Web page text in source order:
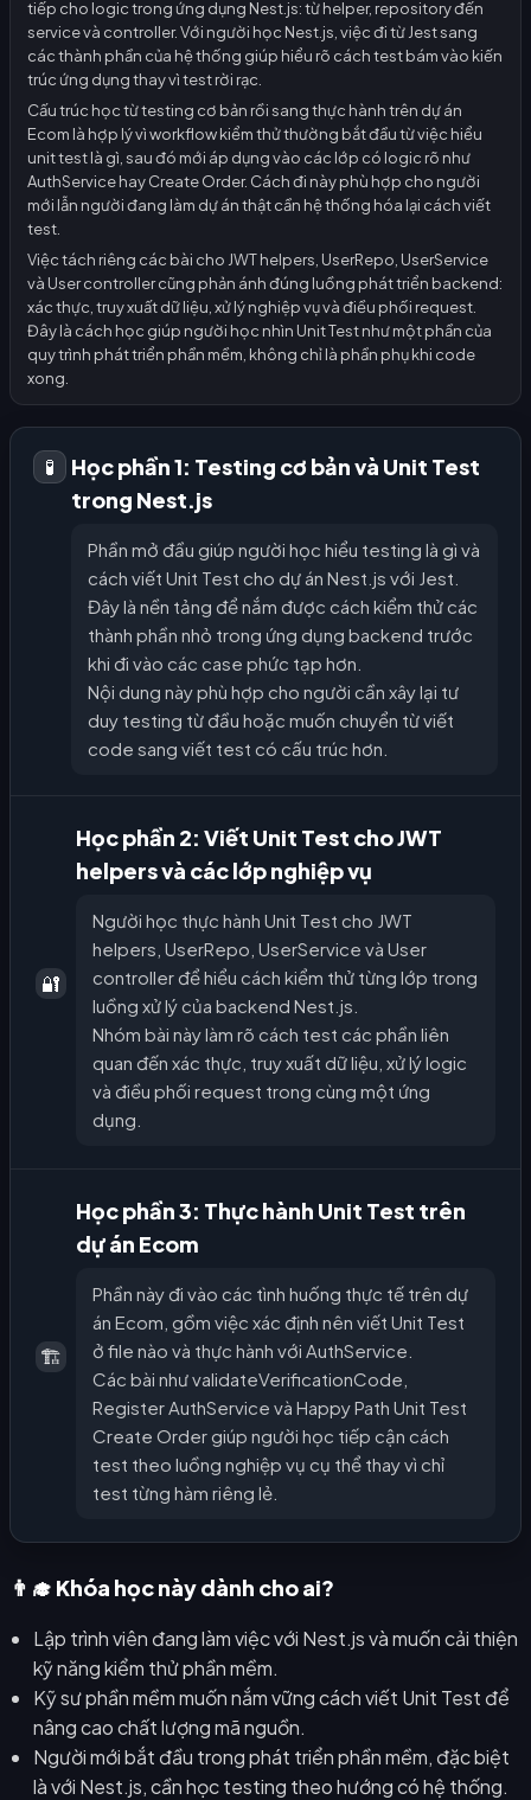
tiếp cho logic trong ứng dụng Nest.js: từ helper, repository đến
service và controller. Với người học Nest.js, việc đi từ Jest sang
các thành phần của hệ thống giúp hiểu rõ cách test bám vào kiến
trúc ứng dụng thay vì test rời rạc.
Cấu trúc học từ testing cơ bản rồi sang thực hành trên dự án
Ecom là hợp lý vì workflow kiểm thử thường bắt đầu từ việc hiểu
unit test là gì, sau đó mới áp dụng vào các lớp có logic rõ như
AuthService hay Create Order. Cách đi này phù hợp cho người
mới lẫn người đang làm dự án thật cần hệ thống hóa lại cách viết
test.
Việc tách riêng các bài cho JWT helpers, UserRepo, UserService
và User controller cũng phản ánh đúng luồng phát triển backend:
xác thực, truy xuất dữ liệu, xử lý nghiệp vụ và điều phối request.
Đây là cách học giúp người học nhìn Unit Test như một phần của
quy trình phát triển phần mềm, không chỉ là phần phụ khi code
xong.
🧪
Học phần 1: Testing cơ bản và Unit Test
trong Nest.js
Phần mở đầu giúp người học hiểu testing là gì và
cách viết Unit Test cho dự án Nest.js với Jest.
Đây là nền tảng để nắm được cách kiểm thử các
thành phần nhỏ trong ứng dụng backend trước
khi đi vào các case phức tạp hơn.
Nội dung này phù hợp cho người cần xây lại tư
duy testing từ đầu hoặc muốn chuyển từ viết
code sang viết test có cấu trúc hơn.
🔐
Học phần 2: Viết Unit Test cho JWT
helpers và các lớp nghiệp vụ
Người học thực hành Unit Test cho JWT
helpers, UserRepo, UserService và User
controller để hiểu cách kiểm thử từng lớp trong
luồng xử lý của backend Nest.js.
Nhóm bài này làm rõ cách test các phần liên
quan đến xác thực, truy xuất dữ liệu, xử lý logic
và điều phối request trong cùng một ứng
dụng.
🏗️
Học phần 3: Thực hành Unit Test trên
dự án Ecom
Phần này đi vào các tình huống thực tế trên dự
án Ecom, gồm việc xác định nên viết Unit Test
ở file nào và thực hành với AuthService.
Các bài như validateVerificationCode,
Register AuthService và Happy Path Unit Test
Create Order giúp người học tiếp cận cách
test theo luồng nghiệp vụ cụ thể thay vì chỉ
test từng hàm riêng lẻ.
👨‍🎓 Khóa học này dành cho ai?
Lập trình viên đang làm việc với Nest.js và muốn cải thiện
kỹ năng kiểm thử phần mềm.
Kỹ sư phần mềm muốn nắm vững cách viết Unit Test để
nâng cao chất lượng mã nguồn.
Người mới bắt đầu trong phát triển phần mềm, đặc biệt
là với Nest.js, cần học testing theo hướng có hệ thống.